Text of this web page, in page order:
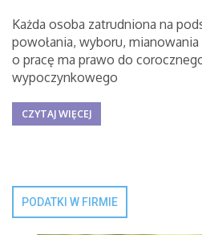
Każda osoba zatrudniona na
powołania, wyboru,
o pracę ma prawo do
wypoczynkowego
CZYTAJ WIĘCEJ
PODATKI W FIRMIE